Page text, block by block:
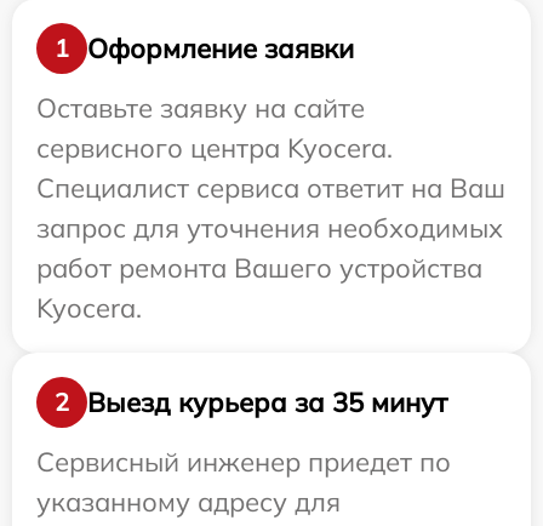
1
Оформление заявки
Оставьте заявку на сайте
сервисного центра Kyocera.
Специалист сервиса ответит на Ваш
запрос для уточнения необходимых
работ ремонта Вашего устройства
Kyocera.
2
Выезд курьера за 35 минут
Сервисный инженер приедет по
указанному адресу для